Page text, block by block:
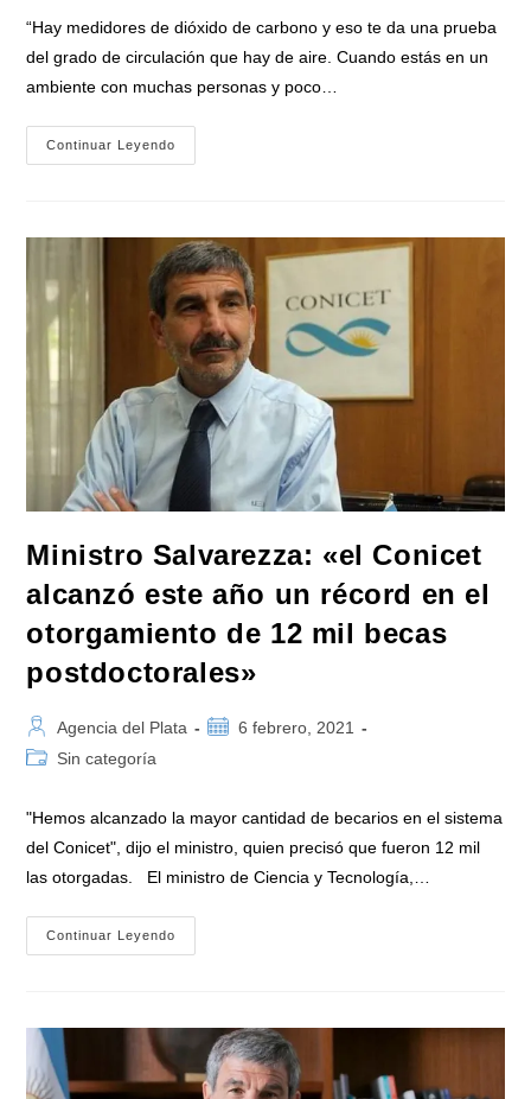
la
entrada:
“Hay medidores de dióxido de carbono y eso te da una prueba
del grado de circulación que hay de aire. Cuando estás en un
ambiente con muchas personas y poco…
Continuar Leyendo
Salvarezza
Las
Aulas:
«las
Escuelas
Deben
Garantizar
Una
Buena
Circulación
De
Aire»
Ministro Salvarezza: «el Conicet
alcanzó este año un récord en el
otorgamiento de 12 mil becas
postdoctorales»
Autor
de
Agencia del Plata
Publicación
6 febrero, 2021
Categoría
Sin categoría
"Hemos alcanzado la mayor cantidad de becarios en el sistema
del Conicet", dijo el ministro, quien precisó que fueron 12 mil
las otorgadas. El ministro de Ciencia y Tecnología,…
Continuar Leyendo
Salvarezza:
Récord
En